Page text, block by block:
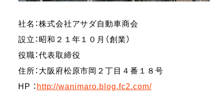
社名：株式会社アサダ自動車商会
設立：昭和２１年１０月（創業）
役職：代表取締役
住所：大阪府松原市岡２丁目４番１８号
HP ： http://wanimaro.blog.fc2.com/